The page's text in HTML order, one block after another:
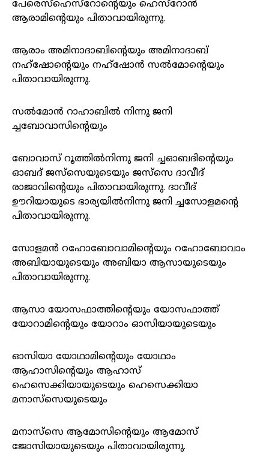
പേരെസ്‌ഹെസ്‌റോന്റെയും ഹെസ്‌റോന്‍
ആരാമിന്റെയും പിതാവായിരുന്നു.
ആരാം അമിനാദാബിന്റെയും അമിനാദാബ്‌
നഹ്‌ഷോന്റെയും നഹ്‌ഷോന്‍ സല്‍മോന്റെയും
പിതാവായിരുന്നു.
സല്‍മോന്‍ റാഹാബില്‍ നിന്നു ജനി
ച്ചബോവാസിന്റെയും
ബോവാസ്‌ റൂത്തില്‍നിന്നു ജനി ച്ചഓബദിന്റെയും
ഓബദ്‌ ജസ്‌സെയുടെയും ജസ്‌സെ ദാവീദ്‌
രാജാവിന്റെയും പിതാവായിരുന്നു. ദാവീദ്‌
ഊറിയായുടെ ഭാര്യയില്‍നിന്നു ജനി ച്ചസോളമന്റെ
പിതാവായിരുന്നു.
സോളമന്‍ റഹോബോവാമിന്റെയും റഹോബോവാം
അബിയായുടെയും അബിയാ ആസായുടെയും
പിതാവായിരുന്നു.
ആസാ യോസഫാത്തിന്റെയും യോസഫാത്ത്‌
യോറാമിന്റെയും യോറാം ഓസിയായുടെയും
ഓസിയാ യോഥാമിന്റെയും യോഥാം
ആഹാസിന്റെയും ആഹാസ്‌
ഹെസെക്കിയായുടെയും ഹെസെക്കിയാ
മനാസ്‌സെയുടെയും
മനാസ്‌സെ ആമോസിന്റെയും ആമോസ്‌
ജോസിയായുടെയും പിതാവായിരുന്നു.